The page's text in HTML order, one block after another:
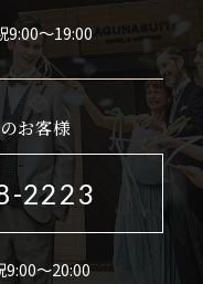
9:00～19:00
お客様
2223
9:00～20:00